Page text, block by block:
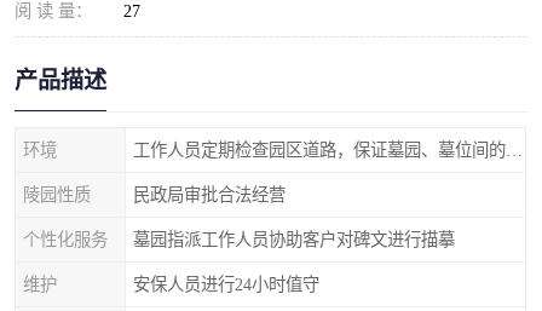
阅 读 量： 27
产品描述
环境
陵园性质 民政局审批合法经营
个性化服务 墓园指派工作人员协助客户对碑文进行描摹
维护 安保人员进行24小时值守